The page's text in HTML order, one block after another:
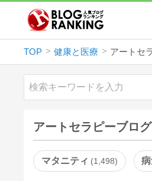
TOP 健康と医療 アートセ
アートセラピーブロ
マタニティ 1,498